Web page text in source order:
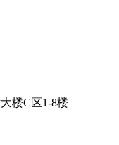
楼C区1-8楼